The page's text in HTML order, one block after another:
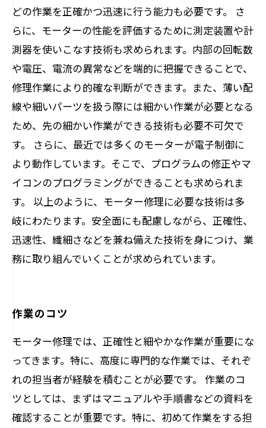
どの作業を正確かつ迅速に行う能力も必要です。 さ
らに、モーターの性能を評価するために測定装置や計
測器を使いこなす技術も求められます。内部の回転数
や電圧、電流の異常などを端的に把握できることで、
修理作業により的確な判断ができます。また、薄い配
線や細いパーツを扱う際には細かい作業が必要となる
ため、先の細かい作業ができる技術も必要不可欠で
す。 さらに、最近では多くのモーターが電子制御に
より動作しています。そこで、プログラムの修正やマ
イコンのプログラミングができることも求められま
す。 以上のように、モーター修理に必要な技術は多
岐にわたります。安全面にも配慮しながら、正確性、
迅速性、繊細さなどを兼ね備えた技術を身につけ、業
務に取り組んでいくことが求められています。
作業のコツ
モーター修理では、正確性と細やかな作業が重要にな
ってきます。特に、高度に専門的な作業では、それぞ
れの担当者が経験を積むことが必要です。 作業のコ
ツとしては、まずはマニュアルや手順書などの資料を
確認することが重要です。特に、初めて作業をする担